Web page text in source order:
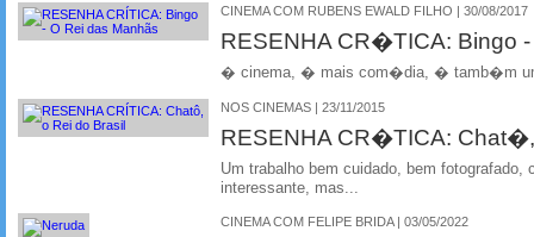
CINEMA COM RUBENS EWALD FILHO | 30/08/2017
RESENHA CR�TICA: Bingo
� cinema, � mais com�dia, � tamb�m
NOS CINEMAS | 23/11/2015
RESENHA CR�TICA:
Um trabalho bem cuidado, bem fotografado,
interessante, mas...
CINEMA COM FELIPE BRIDA | 03/05/2022